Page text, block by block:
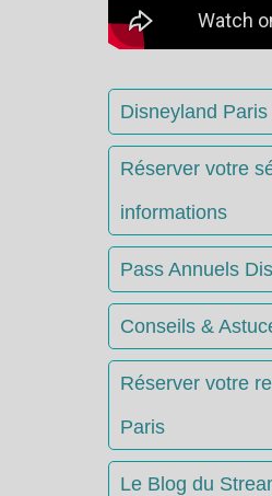
Disneyland
Réserver votre
informations
Pass Annuels
Conseils &
Réserver votre
Paris
Le Blog du